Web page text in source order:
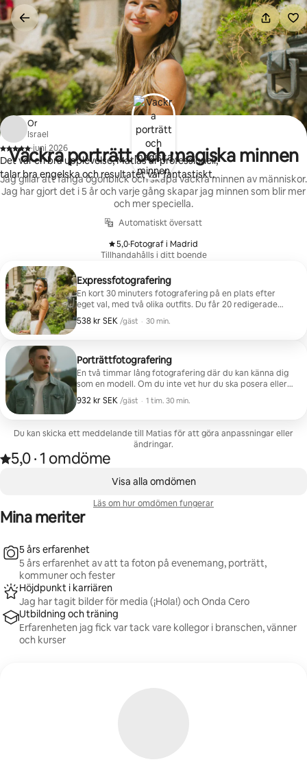
Hoppa
till
innehåll
Vackra porträtt och magiska minnen
Jag gillar att fånga ögonblick och skapa vackra minnen av människor.
Jag har gjort det i 5 år och varje gång skapar jag minnen som blir mer
och mer speciella.
Automatiskt översatt
5,0
, ·Fotograf i Madrid
Tillhandahålls i ditt boende
Expressfotografering
En kort 30 minuters fotografering på en plats efter
eget val, med två olika outfits. Du får 20 redigerade
foton och minnet av en fotografering på otroliga
platser.
538 kr SEK /gäst
538 kr SEK per gäst
, · 30 min.
Porträttfotografering
En två timmar lång fotografering där du kan känna dig
som en modell. Om du inte vet hur du ska posera eller
om du inte känner dig så bekväm behöver du inte oroa
dig – du kommer att lära dig flera poser så att fotona
kommer att äga rum på flera platser och med olika
kläder så att du får ett stort utbud av minnen som vi
kommer att skapa tillsammans. Totalt 50 redigerade
foton kommer att skickas
932 kr SEK /gäst
932 kr SEK per gäst
, · 1 tim. 30 min.
Du kan skicka ett meddelande till Matias för att göra anpassningar eller
ändringar.
Betygsatt 5,0 av 5 stjärnor, efter 1 omdöme
5,0
, ·1 omdöme
Or
Israel
,
·juni 2026
Det var en bra upplevelse, Matias är professionell,
talar bra engelska och resultatet var fantastiskt.
Visa alla omdömen
Läs om hur omdömen fungerar
Mina meriter
5 års erfarenhet
5 års erfarenhet av att ta foton på evenemang, porträtt,
kommuner och fester
Höjdpunkt i karriären
Jag har tagit bilder för media (¡Hola!) och Onda Cero
Utbildning och träning
Erfarenheten jag fick var tack vare kollegor i branschen, vänner
och kurser